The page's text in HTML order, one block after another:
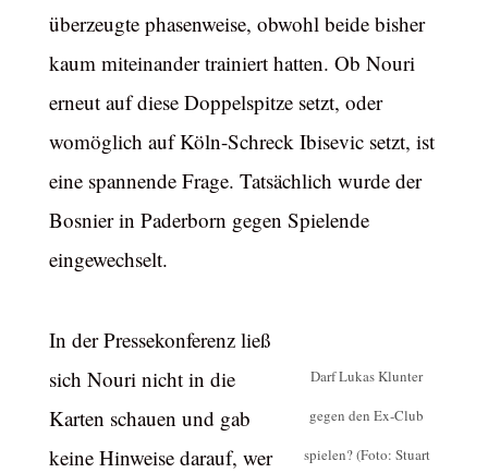
überzeugte phasenweise, obwohl beide bisher
kaum miteinander trainiert hatten. Ob Nouri
erneut auf diese Doppelspitze setzt, oder
womöglich auf Köln-Schreck Ibisevic setzt, ist
eine spannende Frage. Tatsächlich wurde der
Bosnier in Paderborn gegen Spielende
eingewechselt.
Darf Lukas Klunter
gegen den Ex-Club
spielen? (Foto: Stuart
In der Pressekonferenz ließ
sich Nouri nicht in die
Karten schauen und gab
keine Hinweise darauf, wer